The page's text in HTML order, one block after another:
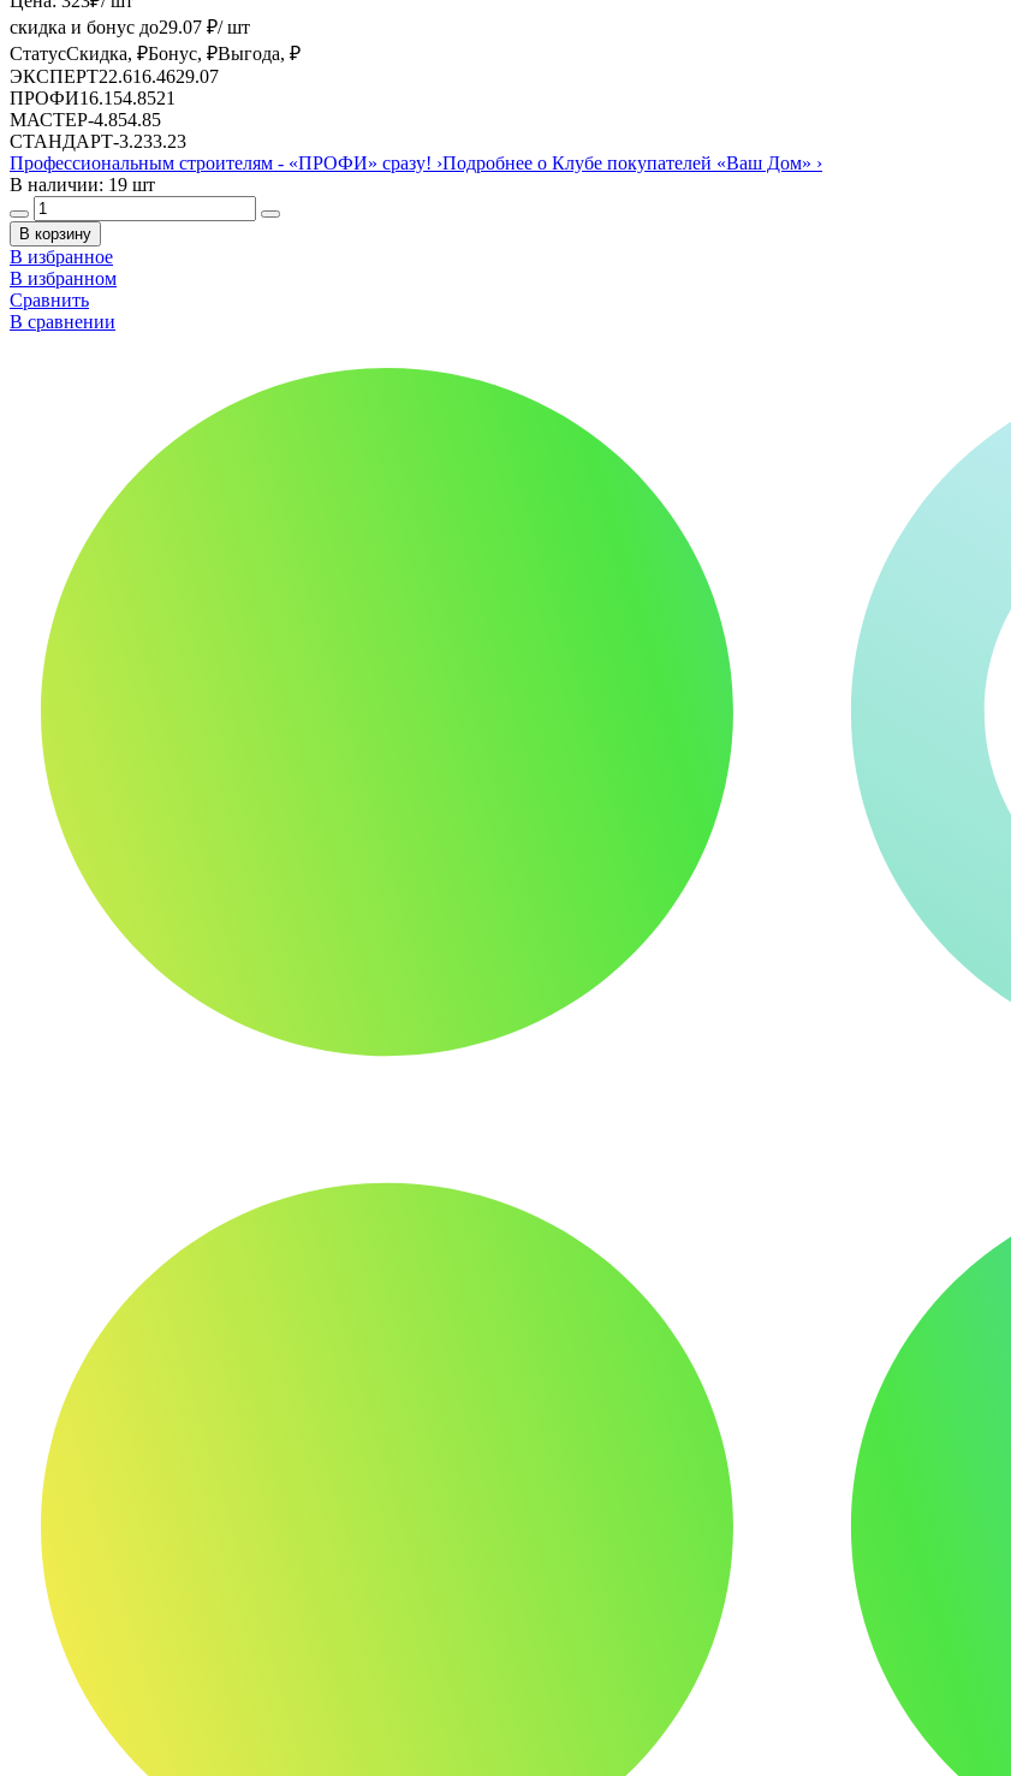
скидка и бонус до29.07 ₽/ шт
СтатусСкидка, ₽Бонус, ₽Выгода, ₽
ЭКСПЕРТ22.616.4629.07
ПРОФИ16.154.8521
МАСТЕР-4.854.85
СТАНДАРТ-3.233.23
Профессиональным строителям - «ПРОФИ» сразу! ›Подробнее о Клубе покупателей «Ваш Дом» ›
В наличии: 19 шт
В корзину
В избранное
В избранном
Сравнить
В сравнении